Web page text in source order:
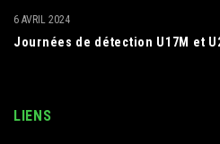
Journées de détection U17M et
6 AVRIL 2024
LIENS